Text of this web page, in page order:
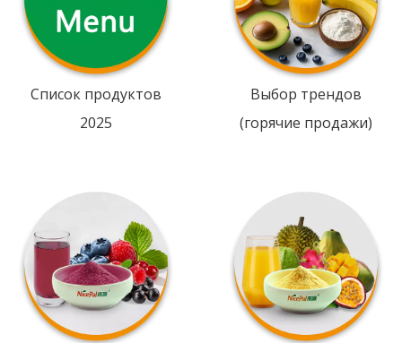
Список продуктов
2025
Выбор трендов
(горячие продажи)